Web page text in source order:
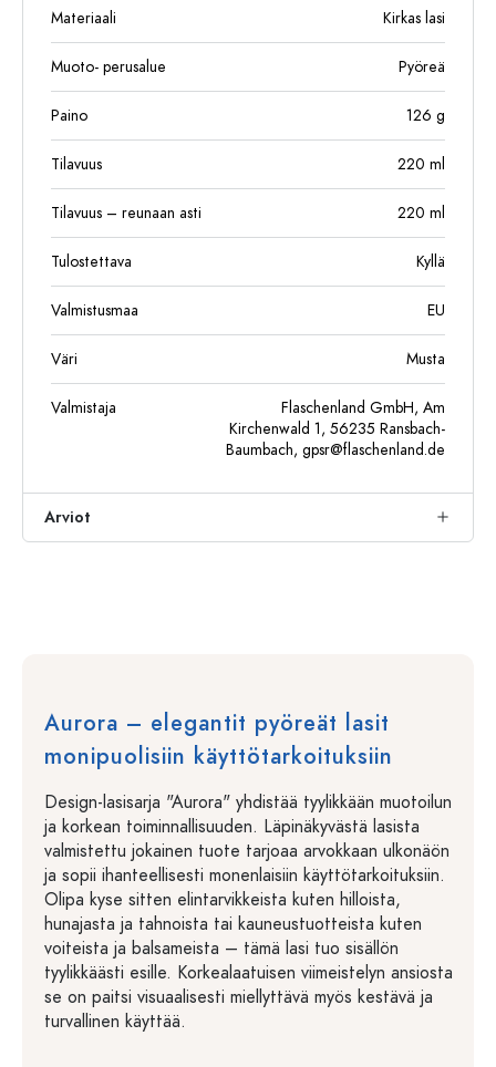
Materiaali Kirkas lasi
Muoto- perusalue Pyöreä
Paino 126 g
Tilavuus 220 ml
Tilavuus – reunaan asti 220 ml
Tulostettava Kyllä
Valmistusmaa EU
Väri Musta
Valmistaja
Flaschenland GmbH, Am
Kirchenwald 1, 56235 Ransbach-
Baumbach, gpsr@flaschenland.de
Arviot
Aurora – elegantit pyöreät lasit
monipuolisiin käyttötarkoituksiin
Design-lasisarja "Aurora" yhdistää tyylikkään muotoilun
ja korkean toiminnallisuuden. Läpinäkyvästä lasista
valmistettu jokainen tuote tarjoaa arvokkaan ulkonäön
ja sopii ihanteellisesti monenlaisiin käyttötarkoituksiin.
Olipa kyse sitten elintarvikkeista kuten hilloista,
hunajasta ja tahnoista tai kauneustuotteista kuten
voiteista ja balsameista – tämä lasi tuo sisällön
tyylikkäästi esille. Korkealaatuisen viimeistelyn ansiosta
se on paitsi visuaalisesti miellyttävä myös kestävä ja
turvallinen käyttää.